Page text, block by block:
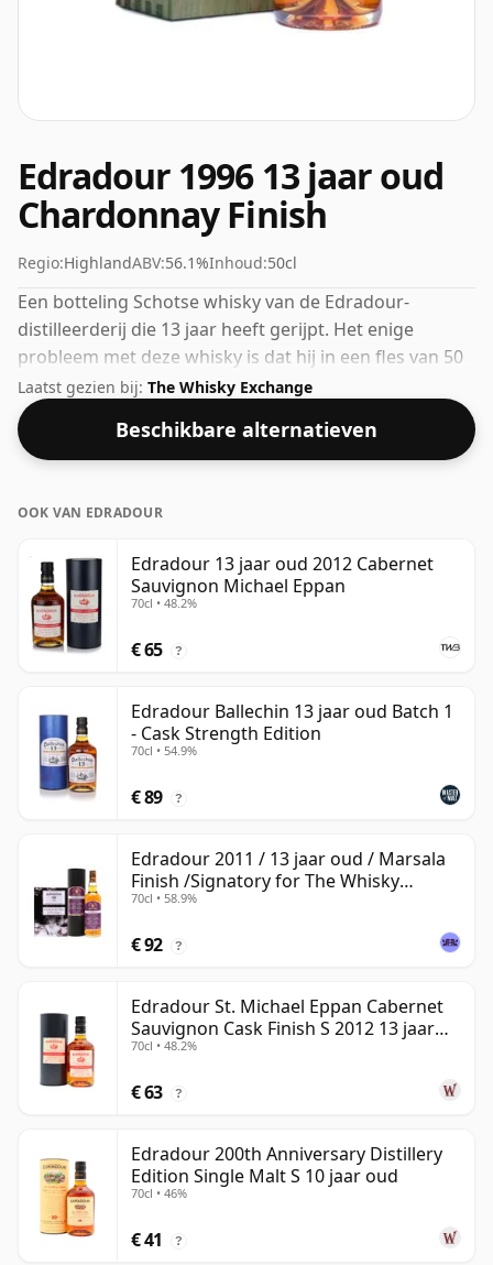
Edradour 1996 13 jaar oud
Chardonnay Finish
Regio:HighlandABV:56.1%Inhoud:50cl
Een botteling Schotse whisky van de Edradour-
distilleerderij die 13 jaar heeft gerijpt. Het enige
probleem met deze whisky is dat hij in een fles van 50
cl zit; hij kan te snel inzakken.
Laatst gezien bij: The Whisky Exchange
Beschikbare alternatieven
OOK VAN EDRADOUR
Edradour 13 jaar oud 2012 Cabernet
Sauvignon Michael Eppan
70cl • 48.2%
€ 65 ?
Edradour Ballechin 13 jaar oud Batch 1
- Cask Strength Edition
70cl • 54.9%
€ 89 ?
Edradour 2011 / 13 jaar oud / Marsala
Finish /Signatory for The Whisky
Exchange
70cl • 58.9%
€ 92 ?
Edradour St. Michael Eppan Cabernet
Sauvignon Cask Finish S 2012 13 jaar
oud
70cl • 48.2%
€ 63 ?
Edradour 200th Anniversary Distillery
Edition Single Malt S 10 jaar oud
70cl • 46%
€ 41 ?